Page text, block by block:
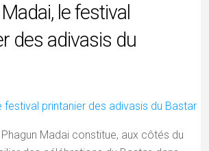
le festival
des adivasis du
Madai constitue, aux côtés du